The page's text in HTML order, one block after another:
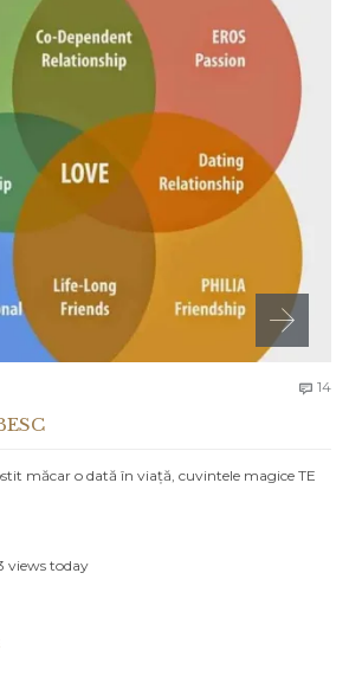
 14
măcar o dată în viață, cuvintele magice TE
views today